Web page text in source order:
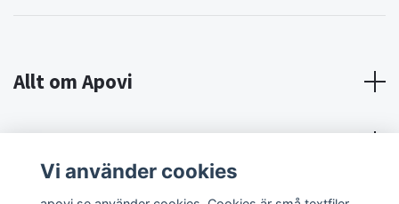
Allt om Apovi
Om Apovi
Vi använder cookies